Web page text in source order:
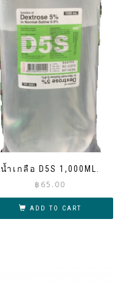
น้ำเกลือ D5S 1,000ML.
฿ 65.00
ADD TO CART